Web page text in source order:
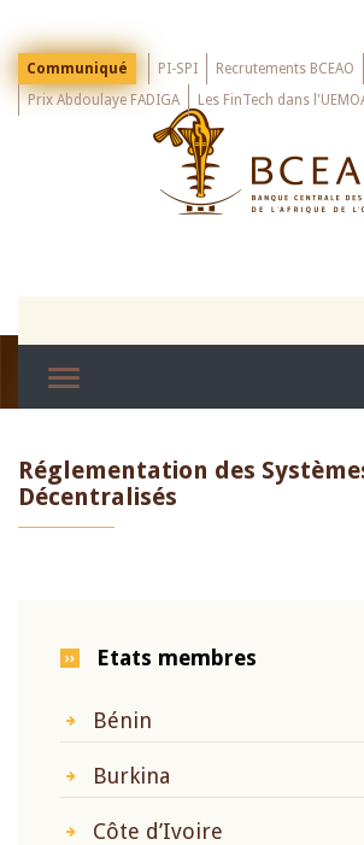
mainMenu
Top
Communiqué PI-SPI Recrutements BCEAO
Prix Abdoulaye FADIGA
Les FinTech dans
Réglementation des
Décentralisés
Etats membres
Bénin
Burkina
Côte d’Ivoire